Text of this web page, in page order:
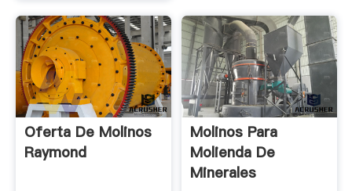
Oferta De Molinos
Raymond
Molinos Para
Molienda De
Minerales